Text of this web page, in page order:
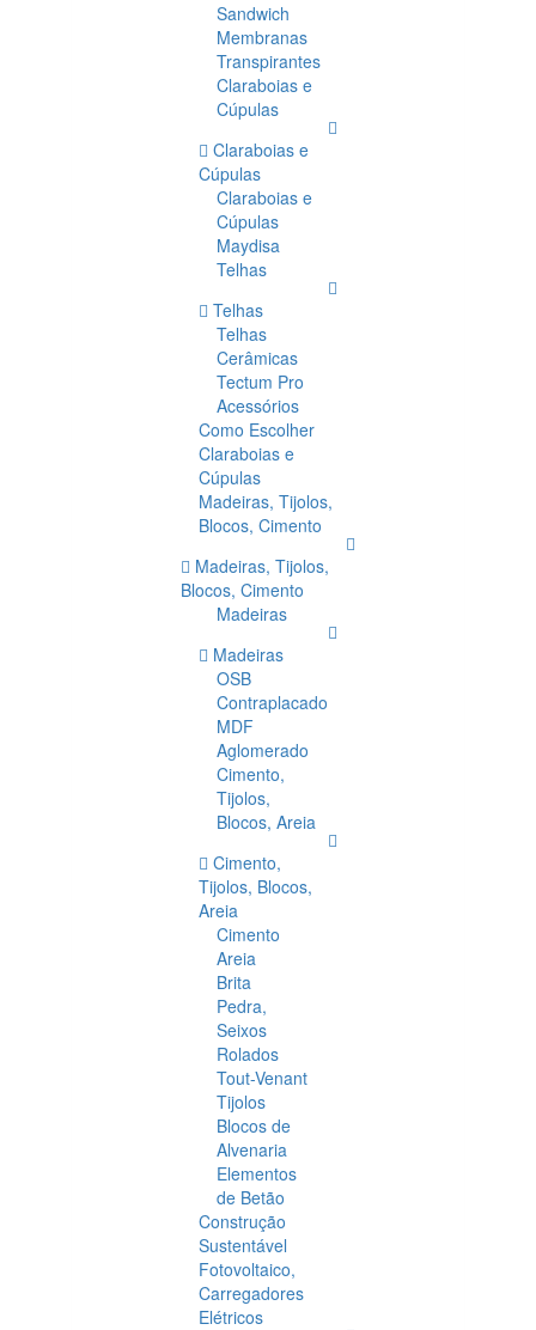
Sandwich
Membranas
Transpirantes
Claraboias e
Cúpulas
Claraboias e
Cúpulas
Claraboias e
Cúpulas
Maydisa
Telhas
Telhas
Telhas
Cerâmicas
Tectum Pro
Acessórios
Como Escolher
Claraboias e
Cúpulas
Madeiras, Tijolos,
Blocos, Cimento
Madeiras, Tijolos,
Blocos, Cimento
Madeiras
Madeiras
OSB
Contraplacado
MDF
Aglomerado
Cimento,
Tijolos,
Blocos, Areia
Cimento,
Tijolos, Blocos,
Areia
Cimento
Areia
Brita
Pedra,
Seixos
Rolados
Tout-Venant
Tijolos
Blocos de
Alvenaria
Elementos
de Betão
Construção
Sustentável
Fotovoltaico,
Carregadores
Elétricos